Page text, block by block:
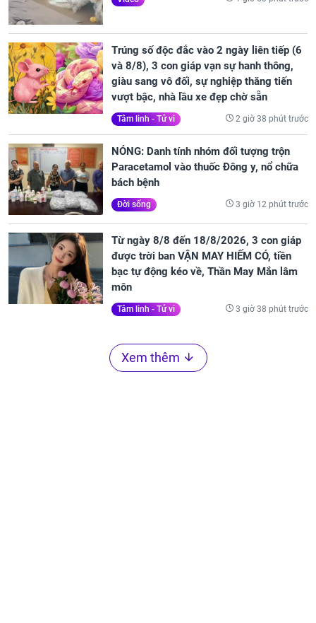
Trúng số độc đắc vào 2 ngày liên tiếp (6
và 8/8), 3 con giáp vạn sự hanh thông,
giàu sang vô đối, sự nghiệp thăng tiến
vượt bậc, nhà lầu xe đẹp chờ sẵn
Tâm linh - Tử vi 2 giờ 38 phút trước
NÓNG: Danh tính nhóm đối tượng trộn
Paracetamol vào thuốc Đông y, nổ chữa
bách bệnh
Đời sống 3 giờ 12 phút trước
Từ ngày 8/8 đến 18/8/2026, 3 con giáp
được trời ban VẬN MAY HIẾM CÓ, tiền
bạc tự động kéo về, Thần May Mắn lâm
môn
Tâm linh - Tử vi 3 giờ 38 phút trước
Xem thêm